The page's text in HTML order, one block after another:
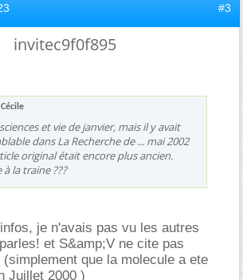
#3
invitec9f0f895
Cécile
et vie de janvier, mais il y avait
dans La Recherche de ... mai 2002
original était encore plus ancien.
à la traine ???
je n'avais pas vu les autres
et S&amp;V ne cite pas
que la molecule a ete
Juillet 2000 )